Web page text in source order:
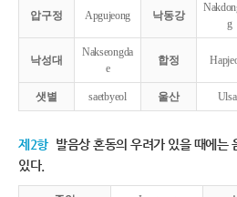
압구정 Apgujeong 낙동강
g
낙성대
Nakseongda
e
합정
샛별 saetbyeol 울산
제2항 발음상 혼동의 우려가 있을 때에는
있다.